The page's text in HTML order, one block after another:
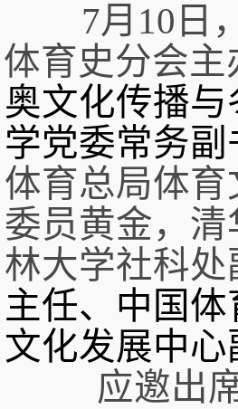
7月10日
体育史分会
奥文化传播与
学党委常务
体育总局体
委员黄金，
林大学社科
主任、中国
文化发展中
应邀出